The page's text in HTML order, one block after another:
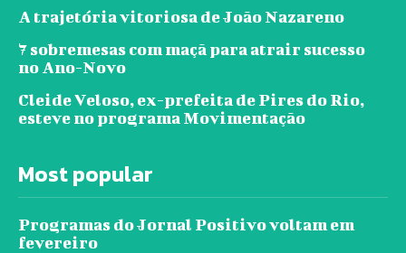
A trajetória vitoriosa de João Nazareno
7 sobremesas com maçã para atrair sucesso
no Ano-Novo
Cleide Veloso, ex-prefeita de Pires do Rio,
esteve no programa Movimentação
Most popular
Programas do Jornal Positivo voltam em
fevereiro